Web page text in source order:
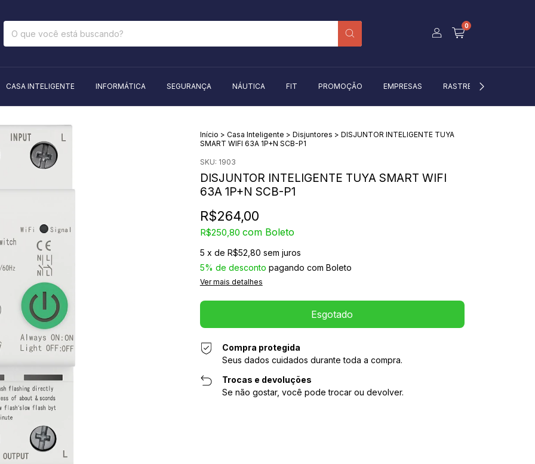
0
CASA INTELIGENTE INFORMÁTICA SEGURANÇA NÁUTICA FIT PROMOÇÃO EMPRESAS RASTREIO
Início > Casa Inteligente > Disjuntores > DISJUNTOR INTELIGENTE TUYA
SMART WIFI 63A 1P+N SCB-P1
SKU: 1903
DISJUNTOR INTELIGENTE TUYA SMART WIFI
63A 1P+N SCB-P1
R$264,00
R$250,80 com Boleto
5 x de R$52,80 sem juros
5% de desconto pagando com Boleto
Ver mais detalhes
Compra protegida
Seus dados cuidados durante toda a compra.
Trocas e devoluções
Se não gostar, você pode trocar ou devolver.